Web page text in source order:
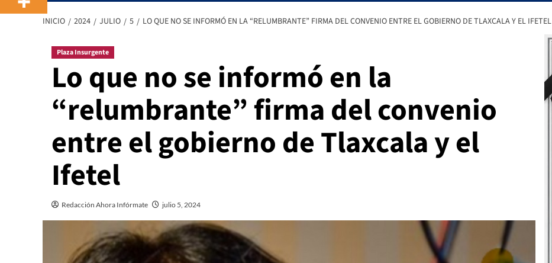
INICIO 2024 JULIO 5 LO QUE NO SE INFORMÓ EN LA “RELUMBRANTE” FIRMA DEL CONVENIO ENTRE EL GOBIERNO DE TLAXCALA Y EL IFETEL
Plaza Insurgente
Lo que no se informó en la
“relumbrante” firma del convenio
entre el gobierno de Tlaxcala y el
Ifetel
Redacción Ahora Infórmate julio 5, 2024